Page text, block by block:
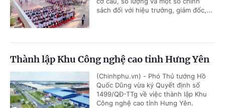
sách đối với hiệu trưởng, giám đốc,...
Thành lập Khu Công nghệ cao tỉnh Hưng Yên
(Chinhphu.vn) - Phó Thủ tướng Hồ
Quốc Dũng vừa ký Quyết định số
1499/QĐ-TTg về việc thành lập Khu
Công nghệ cao tỉnh Hưng Yên.